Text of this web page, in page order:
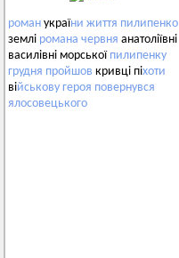
роман україни життя пилипенко
землі романа червня анатоліївні
василівні морської пилипенку
грудня пройшов кривці піхоти
військову героя повернувся
ялосовецького